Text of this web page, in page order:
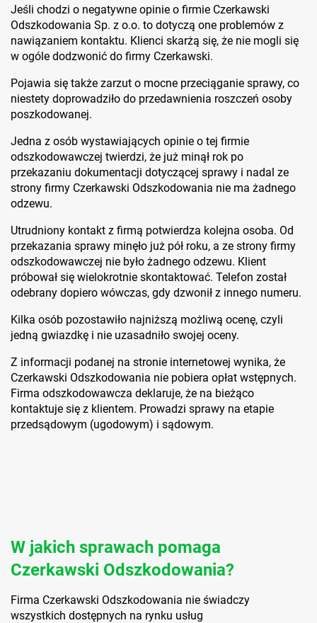
Jeśli chodzi o negatywne opinie o firmie Czerkawski
Odszkodowania Sp. z o.o. to dotyczą one problemów z
nawiązaniem kontaktu. Klienci skarżą się, że nie mogli się
w ogóle dodzwonić do firmy Czerkawski.
Pojawia się także zarzut o mocne przeciąganie sprawy, co
niestety doprowadziło do przedawnienia roszczeń osoby
poszkodowanej.
Jedna z osób wystawiających opinie o tej firmie
odszkodowawczej twierdzi, że już minął rok po
przekazaniu dokumentacji dotyczącej sprawy i nadal ze
strony firmy Czerkawski Odszkodowania nie ma żadnego
odzewu.
Utrudniony kontakt z firmą potwierdza kolejna osoba. Od
przekazania sprawy minęło już pół roku, a ze strony firmy
odszkodowawczej nie było żadnego odzewu. Klient
próbował się wielokrotnie skontaktować. Telefon został
odebrany dopiero wówczas, gdy dzwonił z innego numeru.
Kilka osób pozostawiło najniższą możliwą ocenę, czyli
jedną gwiazdkę i nie uzasadniło swojej oceny.
Z informacji podanej na stronie internetowej wynika, że
Czerkawski Odszkodowania nie pobiera opłat wstępnych.
Firma odszkodowawcza deklaruje, że na bieżąco
kontaktuje się z klientem. Prowadzi sprawy na etapie
przedsądowym (ugodowym) i sądowym.
W jakich sprawach pomaga
Czerkawski Odszkodowania?
Firma Czerkawski Odszkodowania nie świadczy
wszystkich dostępnych na rynku usług